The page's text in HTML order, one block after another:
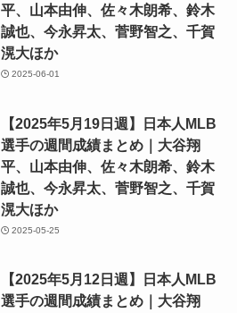
平、山本由伸、佐々木朗希、鈴木
誠也、今永昇太、菅野智之、千賀
滉大ほか
2025-06-01
【2025年5月19日週】日本人MLB
選手の週間成績まとめ｜大谷翔
平、山本由伸、佐々木朗希、鈴木
誠也、今永昇太、菅野智之、千賀
滉大ほか
2025-05-25
【2025年5月12日週】日本人MLB
選手の週間成績まとめ｜大谷翔